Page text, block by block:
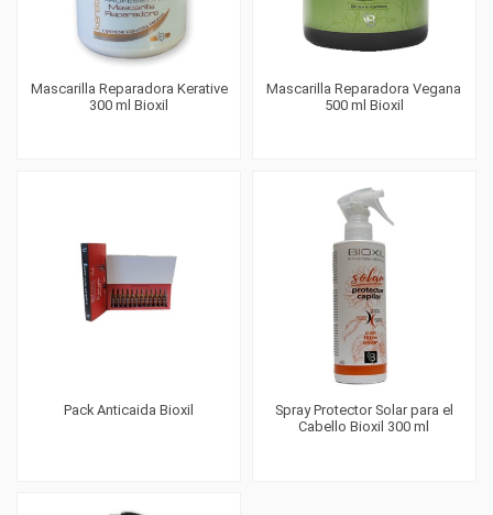
Mascarilla Reparadora Kerative
300 ml Bioxil
Mascarilla Reparadora Vegana
500 ml Bioxil
Pack Anticaida Bioxil
Spray Protector Solar para el
Cabello Bioxil 300 ml